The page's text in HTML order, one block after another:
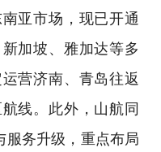
亚市场，现已开通
加坡、雅加达等多
营济南、青岛往返
线。此外，山航同
服务升级，重点布局